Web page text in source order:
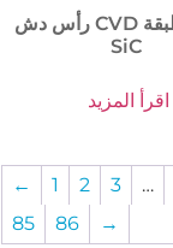
رأس دش CVD مطلي بطبقة
SiC
اقرأ المزيد
← 1 2 3 …
85
86 →